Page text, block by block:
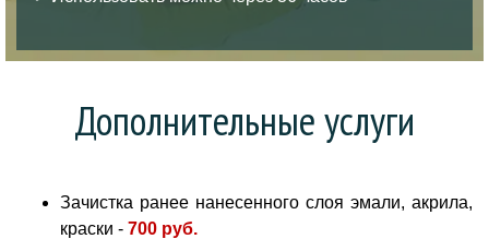
Дополнительные услуги
Зачистка ранее нанесенного слоя эмали, акрила,
краски - 700 руб.